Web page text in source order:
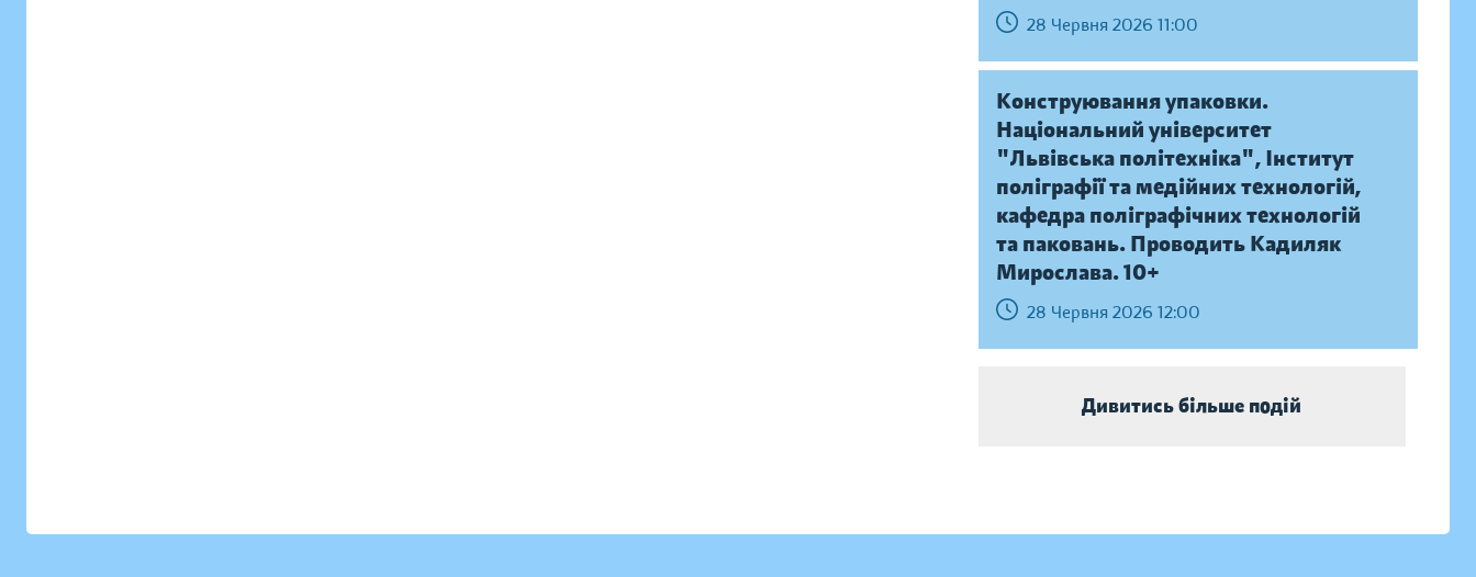
28 Червня 2026 11:00
Конструювання упаковки.
Національний університет
"Львівська політехніка", Інститут
поліграфії та медійних технологій,
кафедра поліграфічних технологій
та паковань. Проводить Кадиляк
Мирослава. 10+
28 Червня 2026 12:00
Дивитись більше подій